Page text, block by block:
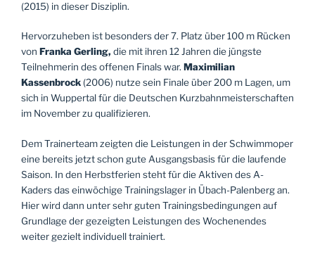
(2015) in dieser Disziplin.
Hervorzuheben ist besonders der 7. Platz über 100 m Rücken
von Franka Gerling, die mit ihren 12 Jahren die jüngste
Teilnehmerin des offenen Finals war. Maximilian
Kassenbrock (2006) nutze sein Finale über 200 m Lagen, um
sich in Wuppertal für die Deutschen Kurzbahnmeisterschaften
im November zu qualifizieren.
Dem Trainerteam zeigten die Leistungen in der Schwimmoper
eine bereits jetzt schon gute Ausgangsbasis für die laufende
Saison. In den Herbstferien steht für die Aktiven des A-
Kaders das einwöchige Trainingslager in Übach-Palenberg an.
Hier wird dann unter sehr guten Trainingsbedingungen auf
Grundlage der gezeigten Leistungen des Wochenendes
weiter gezielt individuell trainiert.